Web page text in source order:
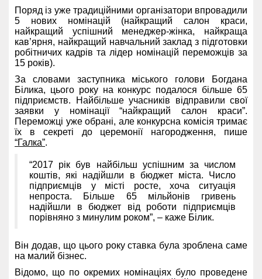
Поряд із уже традиційними організатори впровадили
5 нових номінацій (найкращий салон краси,
найкращий успішний менеджер-жінка, найкраща
кав’ярня, найкращий навчальний заклад з підготовки
робітничих кадрів та лідер номінацій переможців за
15 років).
За словами заступника міського голови Богдана
Білика, цього року на конкурс подалося більше 65
підприємств. Найбільше учасників відправили свої
заявки у номінації “найкращий салон краси”.
Переможці уже обрані, але конкурсна комісія тримає
їх в секреті до церемонії нагородження, пише
“Галка”.
“2017 рік був найбільш успішним за числом
коштів, які надійшли в бюджет міста. Число
підприємців у місті росте, хоча ситуація
непроста. Більше 65 мільйонів гривень
надійшли в бюджет від роботи підприємців
порівняно з минулим роком”, – каже Білик.
Він додав, що цього року ставка була зроблена саме
на малий бізнес.
Відомо, що по окремих номінаціях було проведене